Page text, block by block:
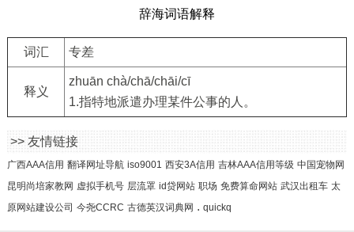
辞海词语解释
词汇 专差
释义
zhuān chà/chā/chāi/cī
1.指特地派遣办理某件公事的人。
>> 友情链接
广西AAA信用 翻译网址导航 iso9001 西安3A信用 吉林AAA信用等级 中国宠物网
昆明尚培家教网 虚拟手机号 层流罩 id贷网站 职场 免费算命网站 武汉出租车 太
原网站建设公司 今尧CCRC 古德英汉词典网 . quickq